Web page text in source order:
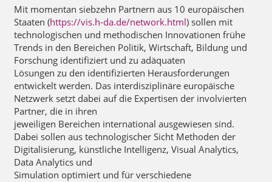
Mit momentan siebzehn Partnern aus 10 europäischen
Staaten (https://vis.h-da.de/network.html) sollen mit
technologischen und methodischen Innovationen frühe
Trends in den Bereichen Politik, Wirtschaft, Bildung und
Forschung identifiziert und zu adäquaten
Lösungen zu den identifizierten Herausforderungen
entwickelt werden. Das interdisziplinäre europäische
Netzwerk setzt dabei auf die Expertisen der involvierten
Partner, die in ihren
jeweiligen Bereichen international ausgewiesen sind.
Dabei sollen aus technologischer Sicht Methoden der
Digitalisierung, künstliche Intelligenz, Visual Analytics,
Data Analytics und
Simulation optimiert und für verschiedene